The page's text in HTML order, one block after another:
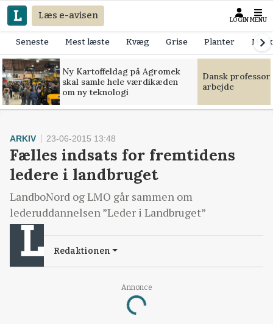
Læs e-avisen LOGIN MENU
Seneste Mest læste Kvæg Grise Planter
Ny Kartoffeldag på Agromek
skal samle hele værdikæden
om ny teknologi
Dansk
arbejde
Annonce
Loading...
ARKIV 23-06-2015 13:48
Fælles indsats for fremtidens
ledere i landbruget
LandboNord og LMO går sammen om
lederuddannelsen ”Leder i Landbruget”
Redaktionen